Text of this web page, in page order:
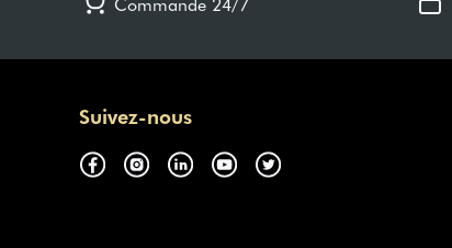
Suivez-nous